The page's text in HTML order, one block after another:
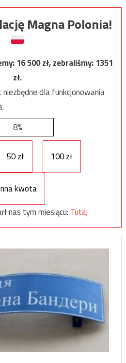
Magna Polonia!
16 500zł, zebraliśmy:1351
zł.
dla funkcjonowania
8%
50 zł 100 zł
kwota
nas tym miesiącu: Tutaj